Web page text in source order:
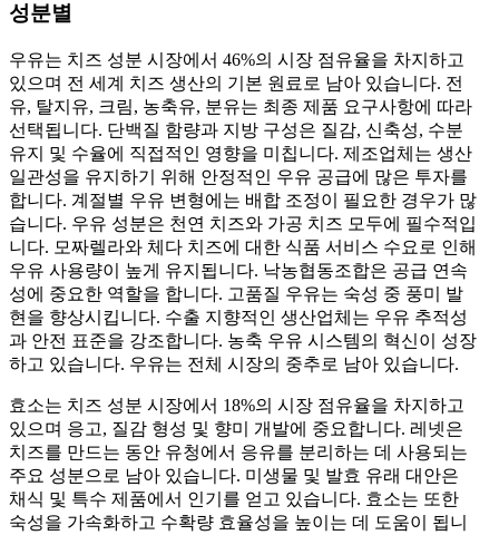
성분별
우유는 치즈 성분 시장에서 46%의 시장 점유율을 차지하고
있으며 전 세계 치즈 생산의 기본 원료로 남아 있습니다. 전
유, 탈지유, 크림, 농축유, 분유는 최종 제품 요구사항에 따라
선택됩니다. 단백질 함량과 지방 구성은 질감, 신축성, 수분
유지 및 수율에 직접적인 영향을 미칩니다. 제조업체는 생산
일관성을 유지하기 위해 안정적인 우유 공급에 많은 투자를
합니다. 계절별 우유 변형에는 배합 조정이 필요한 경우가 많
습니다. 우유 성분은 천연 치즈와 가공 치즈 모두에 필수적입
니다. 모짜렐라와 체다 치즈에 대한 식품 서비스 수요로 인해
우유 사용량이 높게 유지됩니다. 낙농협동조합은 공급 연속
성에 중요한 역할을 합니다. 고품질 우유는 숙성 중 풍미 발
현을 향상시킵니다. 수출 지향적인 생산업체는 우유 추적성
과 안전 표준을 강조합니다. 농축 우유 시스템의 혁신이 성장
하고 있습니다. 우유는 전체 시장의 중추로 남아 있습니다.
효소는 치즈 성분 시장에서 18%의 시장 점유율을 차지하고
있으며 응고, 질감 형성 및 향미 개발에 중요합니다. 레넷은
치즈를 만드는 동안 유청에서 응유를 분리하는 데 사용되는
주요 성분으로 남아 있습니다. 미생물 및 발효 유래 대안은
채식 및 특수 제품에서 인기를 얻고 있습니다. 효소는 또한
숙성을 가속화하고 수확량 효율성을 높이는 데 도움이 됩니